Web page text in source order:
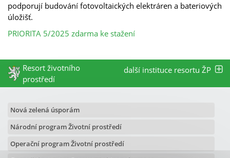
podporují budování fotovoltaických elektráren a bateriových
úložišť.
PRIORITA 5/2025 zdarma ke stažení
Resort životního
prostředí
další instituce resortu ŽP
Nová zelená úsporám
Národní program Životní prostředí
Operační program Životní prostředí